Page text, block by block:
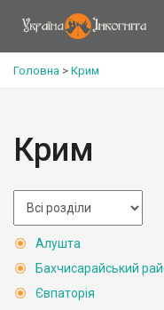
Головна > Крим
Крим
Алушта
Бахчисарайський
Євпаторія